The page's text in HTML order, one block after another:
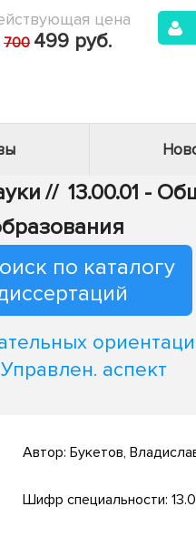
цена
700 499 руб.
// 13.00.01 -
по каталогу
аспект
Автор: Букетов,
Шифр специальности: